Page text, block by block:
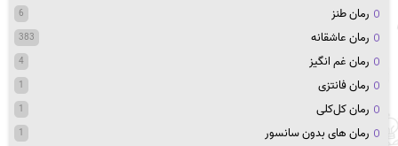
رمان طنز 6
رمان عاشقانه 383
رمان غم انگیز 4
رمان فانتزی 1
رمان کل‌کلی 1
رمان های بدون سانسور 1